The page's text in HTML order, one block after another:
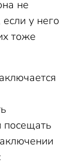
не
у него
тоже
посещать